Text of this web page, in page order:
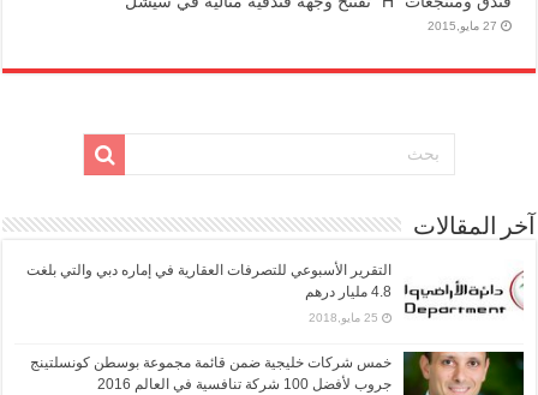
27 مايو,2015
آخر المقالات
التقرير الأسبوعي للتصرفات العقارية في إماره دبي والتي بلغت
4.8 مليار درهم
25 مايو,2018
خمس شركات خليجية ضمن قائمة مجموعة بوسطن كونسلتينج
جروب لأفضل 100 شركة تنافسية في العالم 2016